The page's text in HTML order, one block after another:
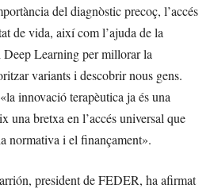
del diagnòstic precoç, l’accés
de vida, així com l’ajuda de la
Learning per millorar la
variants i descobrir nous gens.
innovació terapèutica ja és una
una bretxa en l’accés universal que
normativa i el finançament».
president de FEDER, ha afirmat